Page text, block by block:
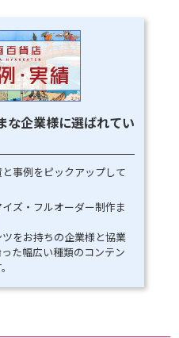
な企業様に選ばれてい
事例をピックアップして
ズ・フルオーダー制作ま
をお持ちの企業様と協業
た幅広い種類のコンテン